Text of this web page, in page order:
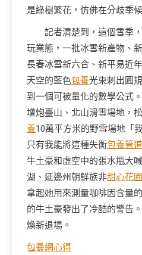
是綠樹繁花，仿佛在分歧季
記者清楚到，這個雪季
玩業態，一批冰雪新產物、
長春冰雪新六合、新平易近
天空的藍色包養光束刺出圓
到一個可被量化的數學公式
增炮臺山、北山滑雪場地，
養10萬平方米的野雪場地「
只有我能將這種失衡包養管道
牛土豪和虛空中的張水瓶大
湖、延邊州朝鮮族非甜心花園
拿起她用來測量咖啡因含量
的牛土豪發出了冷酷的警告
煥新退場。
包養網心得